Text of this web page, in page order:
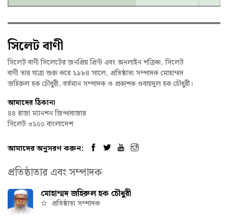
সিলেট বাণী
সিলেট বাণী সিলেটের জনপ্রিয় প্রিন্ট এবং অনলাইন পত্রিকা, সিলেট
বাণী তার যাত্রা শুরু করে ১৯৮৪ সালে, প্রতিষ্ঠাতা সম্পাদক মোহাম্মদ
জহিরুল হক চৌধুরী, বর্তমান সম্পাদক ও প্রকাশক ওবায়দুল হক চৌধুরী।
আমাদের ঠিকানা
৪৪ রাজা ম্যানশন জিন্দাবাজার
সিলেট ৩১০০ বাংলাদেশ
আমাদের অনুসরণ করুন:
প্রতিষ্ঠাতার এবং সম্পাদক
মোহাম্মদ জহিরুল হক চৌধুরী
প্রতিষ্ঠাতা সম্পাদক